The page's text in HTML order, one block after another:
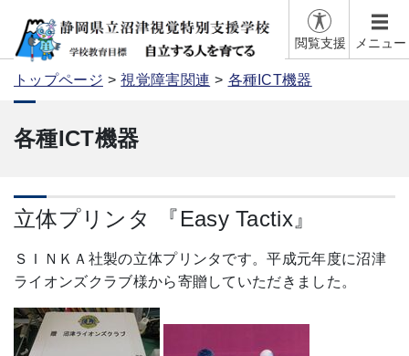
閲覧支援 メニュー
トップページ 視覚障害関連 各種ICT機器
各種ICT機器
立体プリンタ 『Easy Tactix』
ＳＩＮＫＡ社製の立体プリンタです。平成元年度に沼津
ライオンズクラブ様から寄贈していただきました。